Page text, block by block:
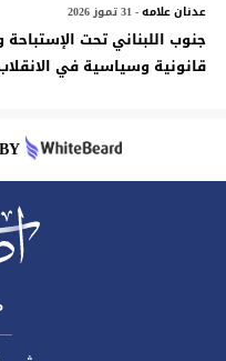
عدنان علامه- 31 تموز 2026
جنوب اللبناني تحت
قانونية وسياسية في